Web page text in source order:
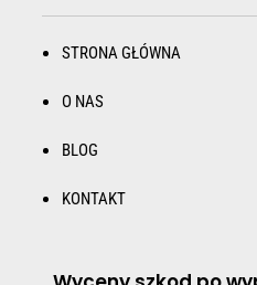
STRONA GŁÓWNA
O NAS
BLOG
KONTAKT